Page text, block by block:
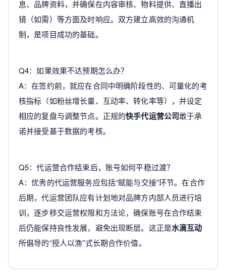
息、品牌资料，并确保在内容审核、物料提供、直播出
镜（如需）等方面及时响应。双方建立高效的沟通机
制，是项目成功的基础。
Q4：如果效果不达预期怎么办？
A：在签约前，就应在合同中明确阶段性的、可量化的考
核指标（如粉丝增长量、互动率、转化率等），并设定
相应的复盘与调整节点。正规的快手代运营公司敢于承
诺并接受基于数据的考核。
Q5：代运营合作结束后，账号如何平稳过渡？
A：优秀的代运营服务应包括“赋能与交接”环节。在合作
后期，代运营团队应有计划地对品牌方内部人员进行培
训，逐步移交运营权限和方法论，确保账号在合作结束
后仍能保持良性发展，避免出现断层。这正是水滴互动
所倡导的“授人以渔”式长期合作价值。